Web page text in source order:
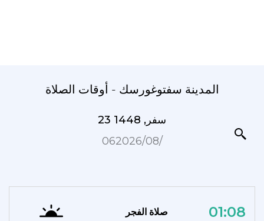
المدينة سفتوغورسك - أوقات الصلاة
23 سفر, 1448
06‏/08‏/2026
صلاة الفجر 01:08